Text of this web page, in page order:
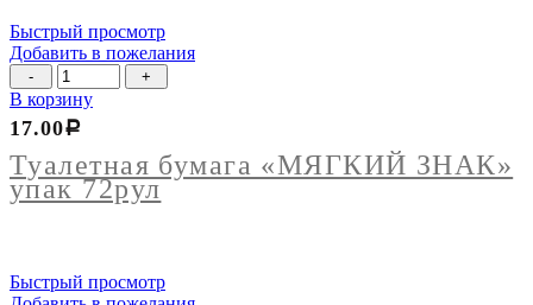
Быстрый просмотр
Добавить в пожелания
Количество
товара
Туалетная
бумага
"МЯГКИЙ
ЗНАК"
упак
В корзину
Туалетная бумага «МЯГКИЙ ЗНАК»
упак 72рул
17.00Р
Быстрый просмотр